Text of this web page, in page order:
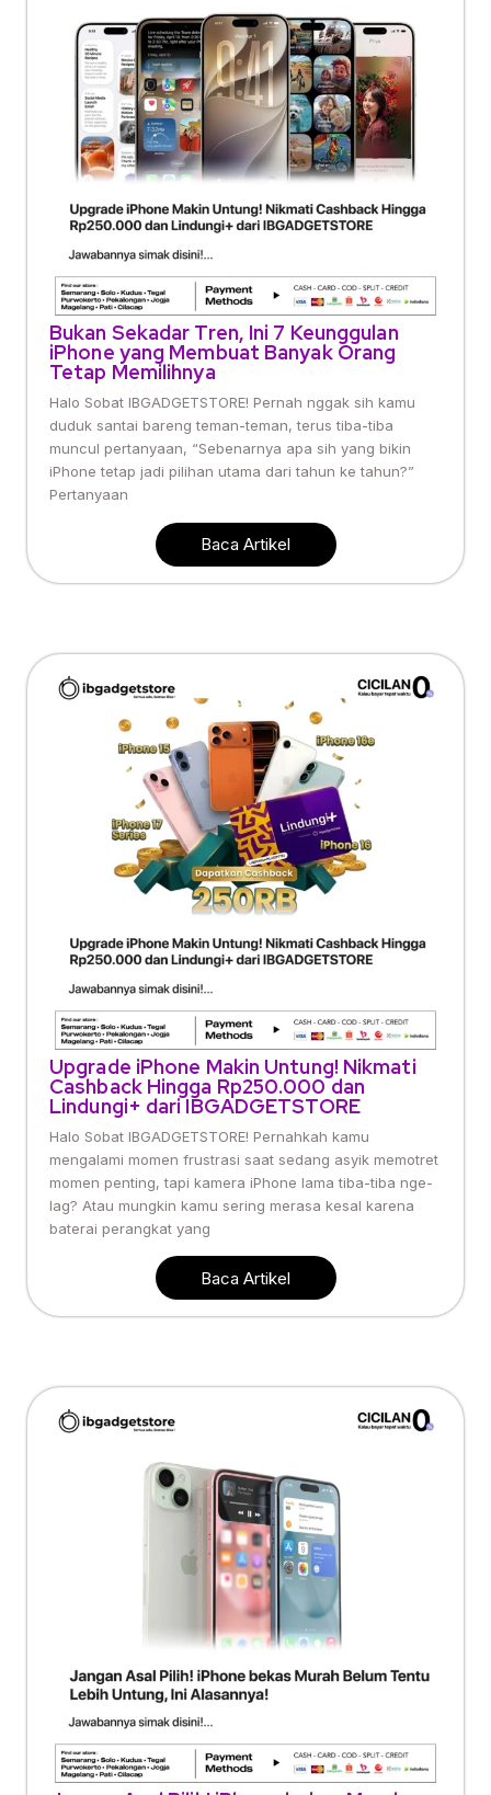
Bukan Sekadar Tren, Ini 7 Keunggulan
iPhone yang Membuat Banyak Orang
Tetap Memilihnya
Halo Sobat IBGADGETSTORE! Pernah nggak sih kamu
duduk santai bareng teman-teman, terus tiba-tiba
muncul pertanyaan, “Sebenarnya apa sih yang bikin
iPhone tetap jadi pilihan utama dari tahun ke tahun?”
Pertanyaan
Baca Artikel
Upgrade iPhone Makin Untung! Nikmati
Cashback Hingga Rp250.000 dan
Lindungi+ dari IBGADGETSTORE
Halo Sobat IBGADGETSTORE! Pernahkah kamu
mengalami momen frustrasi saat sedang asyik memotret
momen penting, tapi kamera iPhone lama tiba-tiba nge-
lag? Atau mungkin kamu sering merasa kesal karena
baterai perangkat yang
Baca Artikel